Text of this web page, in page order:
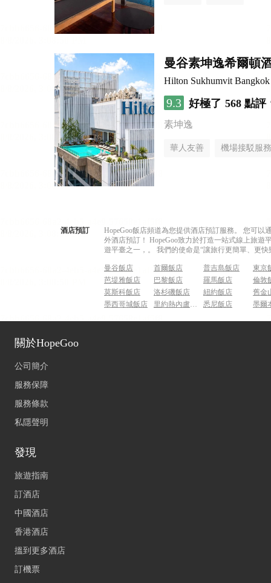
曼谷素坤逸希爾頓
Hilton Sukhumvit Bangkok
9.3 好極了 568 點評
素坤逸
華人友善 機場接駁服務
酒店預訂
HopeGoo飯店頻道為您提供酒店預訂服務。 您可
外酒店預訂！ HopeGoo致力於打造一站式線上旅
遊平臺之一，。 我們的使命是“讓旅行更簡單、更
曼谷飯店 首爾飯店 普吉島飯店
東京
芭堤雅飯店
巴黎飯店 羅馬飯店
倫敦
莫斯科飯店
洛杉磯飯店 紐約飯店
舊金
墨西哥城飯店
里約熱內盧飯店 悉尼飯店 墨爾
關於HopeGoo
公司簡介
服務保障
服務條款
私隱聲明
發現
旅遊指南
訂酒店
中國酒店
香港酒店
搵到更多酒店
訂機票